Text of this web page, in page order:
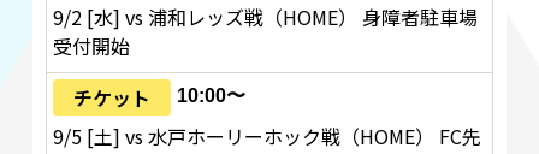
9/2 [水] vs 浦和レッズ戦（HOME） 身障者駐車場
受付開始
チケット
10:00〜
9/5 [土] vs 水戸ホーリーホック戦（HOME） FC先